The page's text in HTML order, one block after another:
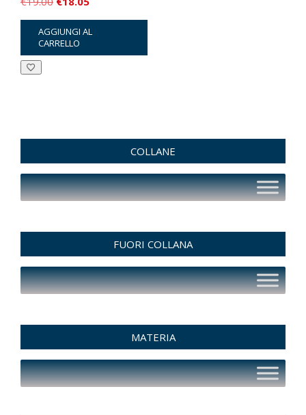
prezzo
originale
era:
prezzo
attuale
è:
AGGIUNGI AL
CARRELLO
COLLANE
FUORI COLLANA
MATERIA